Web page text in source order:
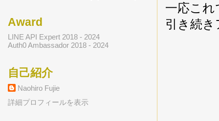
一応こ
引き続
Award
LINE API Expert 2018 - 2024
Auth0 Ambassador 2018 - 2024
自己紹介
Naohiro Fujie
詳細プロフィールを表示